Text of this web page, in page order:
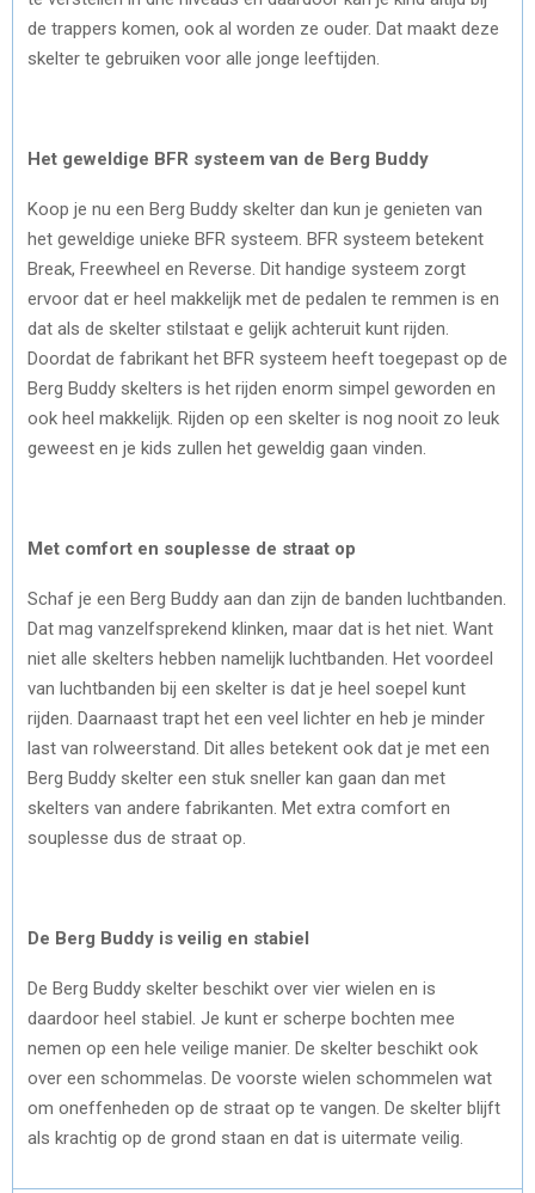
de trappers komen, ook al worden ze ouder. Dat maakt deze
skelter te gebruiken voor alle jonge leeftijden.
Het geweldige BFR systeem van de Berg Buddy
Koop je nu een Berg Buddy skelter dan kun je genieten van
het geweldige unieke BFR systeem. BFR systeem betekent
Break, Freewheel en Reverse. Dit handige systeem zorgt
ervoor dat er heel makkelijk met de pedalen te remmen is en
dat als de skelter stilstaat e gelijk achteruit kunt rijden.
Doordat de fabrikant het BFR systeem heeft toegepast op de
Berg Buddy skelters is het rijden enorm simpel geworden en
ook heel makkelijk. Rijden op een skelter is nog nooit zo leuk
geweest en je kids zullen het geweldig gaan vinden.
Met comfort en souplesse de straat op
Schaf je een Berg Buddy aan dan zijn de banden luchtbanden.
Dat mag vanzelfsprekend klinken, maar dat is het niet. Want
niet alle skelters hebben namelijk luchtbanden. Het voordeel
van luchtbanden bij een skelter is dat je heel soepel kunt
rijden. Daarnaast trapt het een veel lichter en heb je minder
last van rolweerstand. Dit alles betekent ook dat je met een
Berg Buddy skelter een stuk sneller kan gaan dan met
skelters van andere fabrikanten. Met extra comfort en
souplesse dus de straat op.
De Berg Buddy is veilig en stabiel
De Berg Buddy skelter beschikt over vier wielen en is
daardoor heel stabiel. Je kunt er scherpe bochten mee
nemen op een hele veilige manier. De skelter beschikt ook
over een schommelas. De voorste wielen schommelen wat
om oneffenheden op de straat op te vangen. De skelter blijft
als krachtig op de grond staan en dat is uitermate veilig.